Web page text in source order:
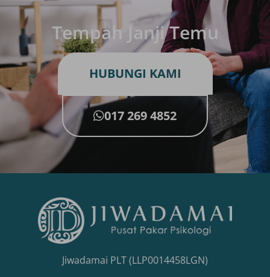
Tempah Janji Temu
HUBUNGI KAMI
017 269 4852
Jiwadamai PLT (LLP0014458LGN)